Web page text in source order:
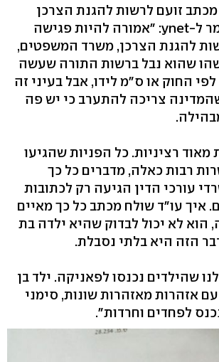
זועם לרשות להגנת הצרכן
והסחר ההוגן ואמר ל-ynet: "אמורה להיות פגישה
להגנת הצרכן, משרד המשפטים,
שהוא נבל ברשות התורה שעשה
החוק או ס"מ לידו, אבל בעיני זה
צריכה להתערב כי יש פה
רציניות. כל הפניות שהגיעו
רבות כאלה, מדברים כל כך
עורכי הדין הגיעה רק לכתובות
איך עו"ד שולח מכתב כל כך מאיים
בת 7? ומה, הוא לא יכול לבדוק שהיא ילדה בת
שהילדים נכנסו לפאניקה. ילד בן
עם אזהרות מאזהרות שונות, סימני
לפחדים וחרדות".